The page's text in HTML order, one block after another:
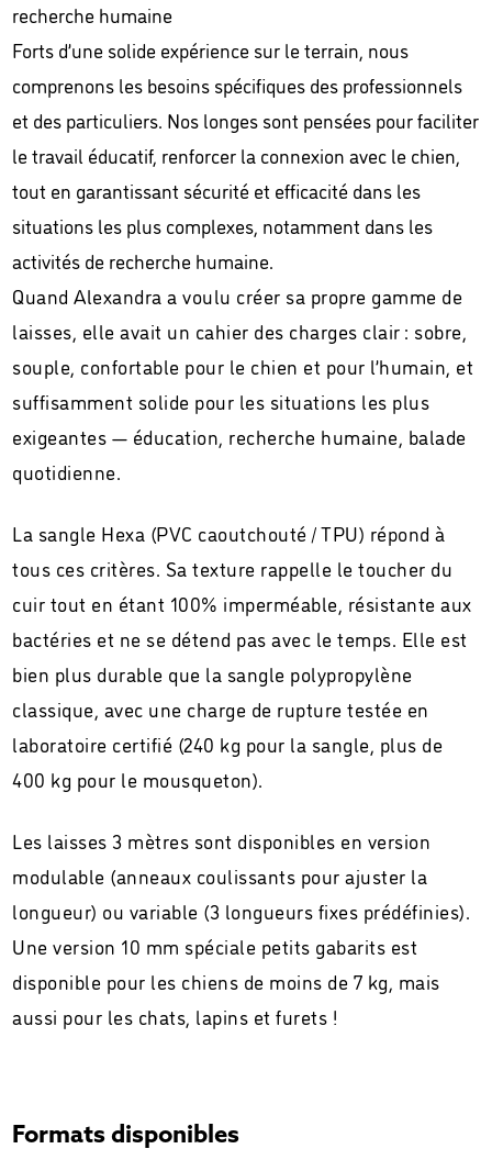
recherche humaine
Forts d’une solide expérience sur le terrain, nous
comprenons les besoins spécifiques des professionnels
et des particuliers. Nos longes sont pensées pour faciliter
le travail éducatif, renforcer la connexion avec le chien,
tout en garantissant sécurité et efficacité dans les
situations les plus complexes, notamment dans les
activités de recherche humaine.
Quand Alexandra a voulu créer sa propre gamme de
laisses, elle avait un cahier des charges clair : sobre,
souple, confortable pour le chien et pour l’humain, et
suffisamment solide pour les situations les plus
exigeantes — éducation, recherche humaine, balade
quotidienne.
La sangle Hexa (PVC caoutchouté / TPU) répond à
tous ces critères. Sa texture rappelle le toucher du
cuir tout en étant 100% imperméable, résistante aux
bactéries et ne se détend pas avec le temps. Elle est
bien plus durable que la sangle polypropylène
classique, avec une charge de rupture testée en
laboratoire certifié (240 kg pour la sangle, plus de
400 kg pour le mousqueton).
Les laisses 3 mètres sont disponibles en version
modulable (anneaux coulissants pour ajuster la
longueur) ou variable (3 longueurs fixes prédéfinies).
Une version 10 mm spéciale petits gabarits est
disponible pour les chiens de moins de 7 kg, mais
aussi pour les chats, lapins et furets !
Formats disponibles